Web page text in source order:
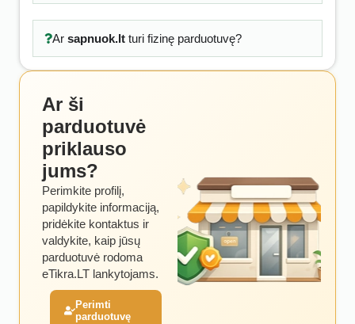
Ar sapnuok.ltturi fizinę parduotuvę?
Ar ši
parduotuvė
priklauso
jums?
Perimkite profilį,
papildykite informaciją,
pridėkite kontaktus ir
valdykite, kaip jūsų
parduotuvė rodoma
eTikra.LT lankytojams.
Perimti
parduotuvę